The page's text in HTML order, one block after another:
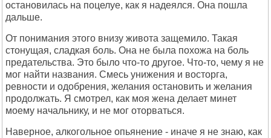
остановилась на поцелуе, как я надеялся. Она пошла
дальше.
От понимания этого внизу живота защемило. Такая
стонущая, сладкая боль. Она не была похожа на боль
предательства. Это было что-то другое. Что-то, чему я не
мог найти названия. Смесь унижения и восторга,
ревности и одобрения, желания остановить и желания
продолжать. Я смотрел, как моя жена делает минет
моему начальнику, и не мог оторваться.
Наверное, алкогольное опьянение - иначе я не знаю, как